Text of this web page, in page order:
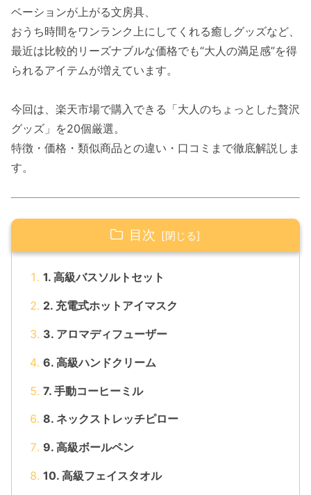
ベーションが上がる文房具、
おうち時間をワンランク上にしてくれる癒しグッズなど、
最近は比較的リーズナブルな価格でも“大人の満足感”を得
られるアイテムが増えています。
今回は、楽天市場で購入できる「大人のちょっとした贅沢
グッズ」を20個厳選。
特徴・価格・類似商品との違い・口コミまで徹底解説しま
す。
目次
1. 高級バスソルトセット
2. 充電式ホットアイマスク
3. アロマディフューザー
6. 高級ハンドクリーム
7. 手動コーヒーミル
8. ネックストレッチピロー
9. 高級ボールペン
10. 高級フェイスタオル